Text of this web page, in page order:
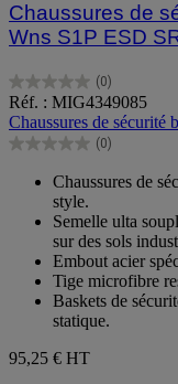
Chaussures de
Wns S1P ESD
(0)
0.0
sur
5
étoiles.
Réf. : MIG4349085
Chaussures de sécurité
(0)
0.0
étoiles.
Chaussures de
style.
Semelle ulta
sur des sols
Embout acier
Tige microfibre
Baskets de
statique.
95,25 € HT